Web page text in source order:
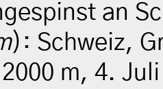
an
): Schweiz,
m, 4.